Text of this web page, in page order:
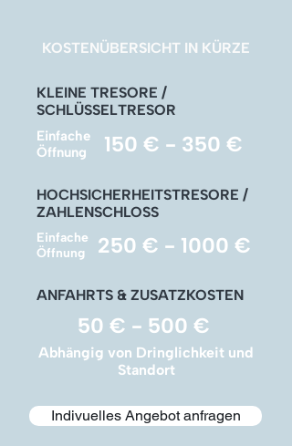
KOSTENÜBERSICHT IN KÜRZE
KLEINE TRESORE /
SCHLÜSSELTRESOR
Einfache
Öffnung
150 € - 350 €
HOCHSICHERHEITSTRESORE /
ZAHLENSCHLOSS
Einfache
Öffnung
250 € - 1000 €
ANFAHRTS & ZUSATZKOSTEN
50 € - 500 €
Abhängig von Dringlichkeit und
Standort
Indivuelles Angebot anfragen